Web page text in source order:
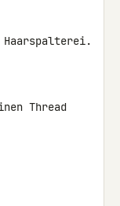
Thread